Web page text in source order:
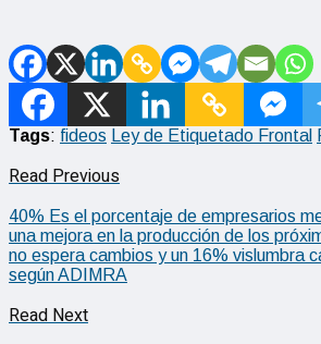
Tags: fideos Ley de Etiquetado Frontal
Read Previous
40% Es el porcentaje de empresarios
una mejora en la producción de los
no espera cambios y un 16% vislumbra
según ADIMRA
Read Next